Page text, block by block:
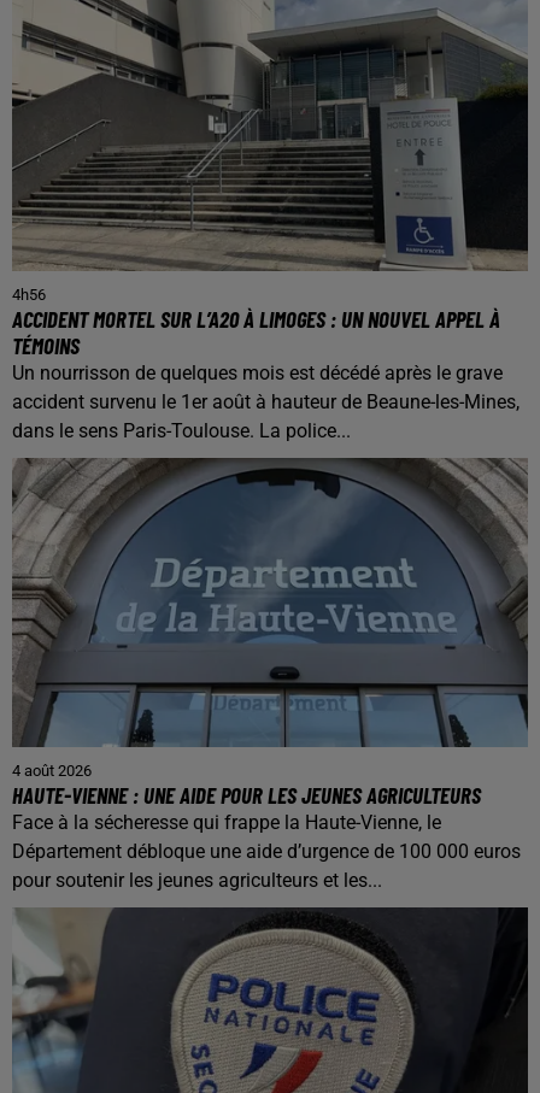
4h56
ACCIDENT MORTEL SUR L’A20 À LIMOGES : UN NOUVEL APPEL À
TÉMOINS
Un nourrisson de quelques mois est décédé après le grave
accident survenu le 1er août à hauteur de Beaune-les-Mines,
dans le sens Paris-Toulouse. La police...
4 août 2026
HAUTE-VIENNE : UNE AIDE POUR LES JEUNES AGRICULTEURS
Face à la sécheresse qui frappe la Haute-Vienne, le
Département débloque une aide d’urgence de 100 000 euros
pour soutenir les jeunes agriculteurs et les...